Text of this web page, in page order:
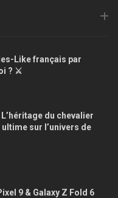
Like français par
? ⚔️
L’héritage du chevalier
sur l’univers de
9 & Galaxy Z Fold 6